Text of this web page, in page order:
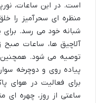
است. در این ساعات،
منظره ای سحرآمیز را
شبانه خود می رسد.
آلاچیق ها، ساعات صبح
توصیه می شود. همچنین،
پیاده روی و دوچرخه
برای فعالیت در هوای
ساعتی از روز، چهره ای